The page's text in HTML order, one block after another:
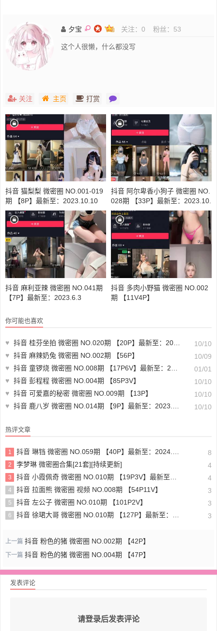
夕宝 关注： 0 粉丝： 53
这个人很懒，什么都没写
关注 主页 打赏
抖音 猫梨梨 微密圈 NO.001-019
期 【8P】最新至：2023.10.10
抖音 阿尔卑香小狗子 微密圈 NO.
028期 【33P】最新至：2023.10.
1
抖音 麻利亚辣 微密圈 NO.041期
【7P】最新至：2023.6.3
抖音 多肉小野猫 微密圈 NO.002
期 【11V4P】
你可能也喜欢
♥ 抖音 桂芬坐拍 微密圈 NO.020期 【20P】最新至：2023.6.25
10/10
♥ 抖音 麻辣奶兔 微密圈 NO.002期 【56P】
10/09
♥ 抖音 童锣烧 微密圈 NO.008期 【17P6V】最新至：2023.12.26
01/01
♥ 抖音 彭程程 微密圈 NO.004期 【85P3V】
10/10
♥ 抖音 可爱嘉的秘密 微密圈 NO.009期 【13P】
10/10
♥ 抖音 鹿八岁 微密圈 NO.014期 【9P】最新至：2023.6.23 10/10
热评文章
1 抖音 琳铛 微密圈 NO.059期 【40P】最新至：2024.1.10 8
2 李梦琳 微密圈合集[21套][持续更新] 4
3 抖音 小霞佩奇 微密圈 NO.010期 【19P3V】最新至：2025.5.26 4
4 抖音 拉面熊 微密圈 视频 NO.008期 【54P11V】 3
5 抖音 左公子 微密圈 NO.010期 【101P2V】 3
6 抖音 徐珺大哥 微密圈 NO.010期 【127P】最新至：2024.1.19 3
上一篇 抖音 粉色的猪 微密圈 NO.002期 【42P】
下一篇 抖音 粉色的猪 微密圈 NO.004期 【47P】
发表评论
请登录后发表评论